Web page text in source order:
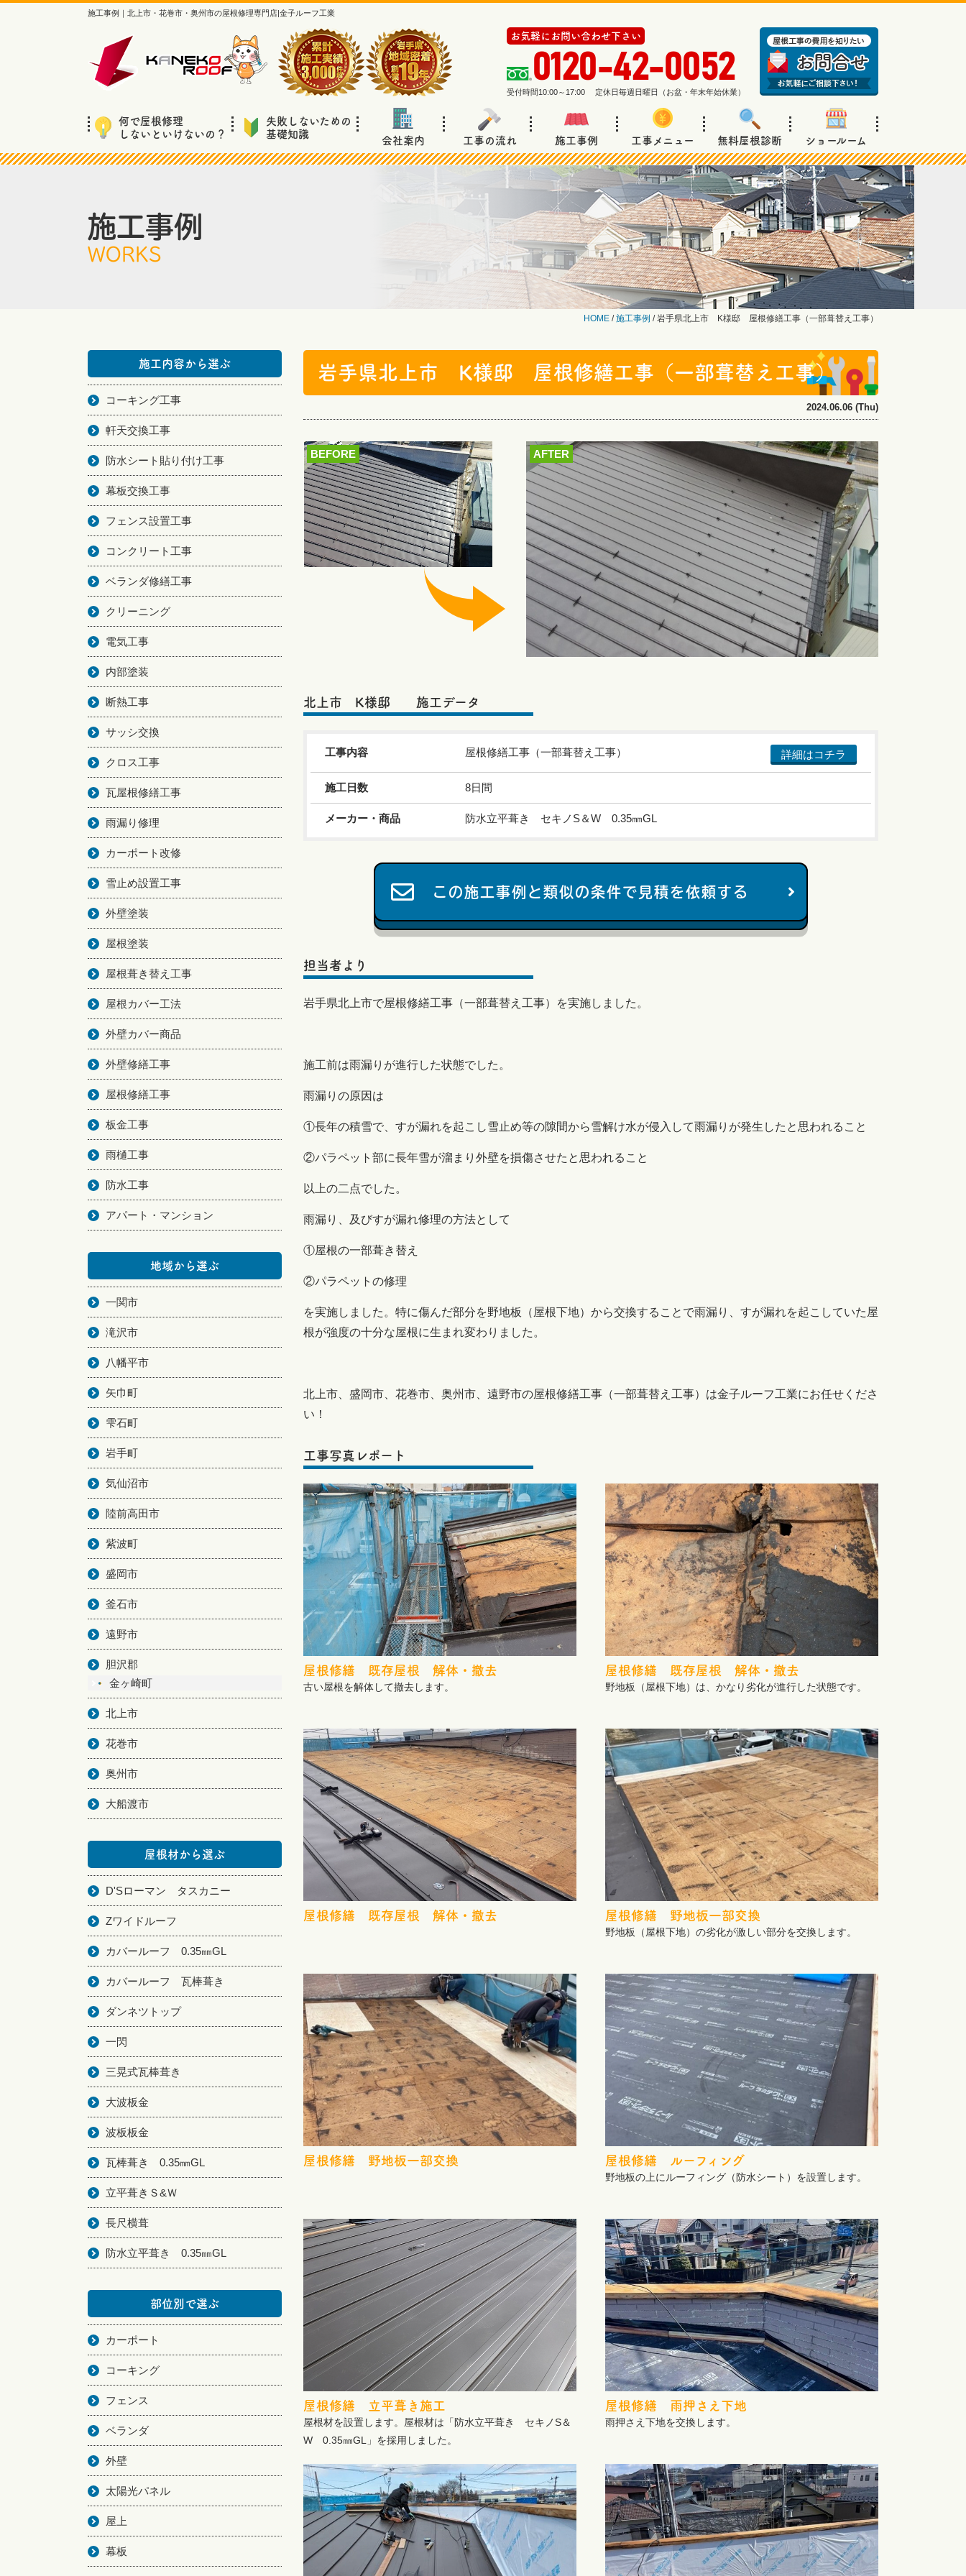
施工事例｜北上市・花巻市・奥州市の屋根修理専門店|金子ルーフ工業
お気軽にお問い合わせ下さい
0120-42-0052
受付時間10:00～17:00 定休日毎週日曜日（お盆・年末年始休業）
何で屋根修理
しないといけないの？
失敗しないための
基礎知識
会社案内 工事の流れ 施工事例 工事メニュー 無料屋根診断 ショールーム
施工事例
WORKS
HOME /施工事例 /岩手県北上市 K様邸 屋根修繕工事（一部葺替え工事）
岩手県北上市 K様邸 屋根修繕工事（一部葺替え工事）
2024.06.06 (Thu)
BEFORE AFTER
北上市 K様邸 施工データ
工事内容 屋根修繕工事（一部葺替え工事） 詳細はコチラ
施工日数 8日間
メーカー・商品 防水立平葺き セキノS＆W 0.35㎜GL
この施工事例と類似の条件で見積を依頼する
担当者より
岩手県北上市で屋根修繕工事（一部葺替え工事）を実施しました。
施工前は雨漏りが進行した状態でした。
雨漏りの原因は
①長年の積雪で、すが漏れを起こし雪止め等の隙間から雪解け水が侵入して雨漏りが発生したと思われること
②パラペット部に長年雪が溜まり外壁を損傷させたと思われること
以上の二点でした。
雨漏り、及びすが漏れ修理の方法として
①屋根の一部葺き替え
②パラペットの修理
を実施しました。特に傷んだ部分を野地板（屋根下地）から交換することで雨漏り、すが漏れを起こしていた屋
根が強度の十分な屋根に生まれ変わりました。
北上市、盛岡市、花巻市、奥州市、遠野市の屋根修繕工事（一部葺替え工事）は金子ルーフ工業にお任せくださ
い！
工事写真レポート
屋根修繕 既存屋根 解体・撤去
古い屋根を解体して撤去します。
屋根修繕 既存屋根 解体・撤去
野地板（屋根下地）は、かなり劣化が進行した状態です。
屋根修繕 既存屋根 解体・撤去 屋根修繕 野地板一部交換
野地板（屋根下地）の劣化が激しい部分を交換します。
屋根修繕 野地板一部交換 屋根修繕 ルーフィング
野地板の上にルーフィング（防水シート）を設置します。
屋根修繕 立平葺き施工
屋根材を設置します。屋根材は「防水立平葺き セキノS＆
W 0.35㎜GL」を採用しました。
屋根修繕 雨押さえ下地
雨押さえ下地を交換します。
施工内容から選ぶ
コーキング工事
軒天交換工事
防水シート貼り付け工事
幕板交換工事
フェンス設置工事
コンクリート工事
ベランダ修繕工事
クリーニング
電気工事
内部塗装
断熱工事
サッシ交換
クロス工事
瓦屋根修繕工事
雨漏り修理
カーポート改修
雪止め設置工事
外壁塗装
屋根塗装
屋根葺き替え工事
屋根カバー工法
外壁カバー商品
外壁修繕工事
屋根修繕工事
板金工事
雨樋工事
防水工事
アパート・マンション
地域から選ぶ
一関市
滝沢市
八幡平市
矢巾町
雫石町
岩手町
気仙沼市
陸前高田市
紫波町
盛岡市
釜石市
遠野市
胆沢郡
金ヶ崎町
北上市
花巻市
奥州市
大船渡市
屋根材から選ぶ
D'Sローマン タスカニー
Zワイドルーフ
カバールーフ 0.35㎜GL
カバールーフ 瓦棒葺き
ダンネツトップ
一閃
三晃式瓦棒葺き
大波板金
波板板金
瓦棒葺き 0.35㎜GL
立平葺きＳ&Ｗ
長尺横葺
防水立平葺き 0.35㎜GL
部位別で選ぶ
カーポート
コーキング
フェンス
ベランダ
外壁
太陽光パネル
屋上
幕板